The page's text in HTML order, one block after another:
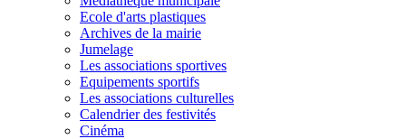
Ecole d'arts plastiques
Archives de la mairie
Jumelage
Les associations sportives
Equipements sportifs
Les associations culturelles
Calendrier des festivités
Cinéma